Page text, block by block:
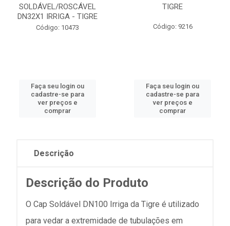
SOLDÁVEL/ROSCÁVEL
DN32X1 IRRIGA - TIGRE
Código: 10473
Faça seu login ou
cadastre-se para
ver preços e
comprar
TIGRE
Código: 9216
Faça seu login ou
cadastre-se para
ver preços e
comprar
Descrição
Descrição do Produto
O Cap Soldável DN100 Irriga da Tigre é utilizado
para vedar a extremidade de tubulações em